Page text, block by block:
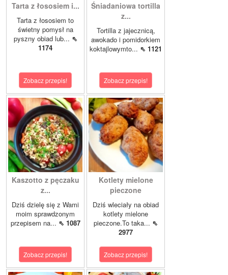
Tarta z łososiem i...
Tarta z łososiem to
świetny pomysł na
pyszny obiad lub... ⇖
1174
Zobacz przepis!
Śniadaniowa tortilla
z...
Tortilla z jajecznicą,
awokado i pomidorkiem
koktajlowymto... ⇖ 1121
Zobacz przepis!
Kaszotto z pęczaku
z...
Dziś dzielę się z Wami
moim sprawdzonym
przepisem na... ⇖ 1087
Zobacz przepis!
Kotlety mielone
pieczone
Dziś wleciały na obiad
kotlety mielone
pieczone.To taka... ⇖
2977
Zobacz przepis!